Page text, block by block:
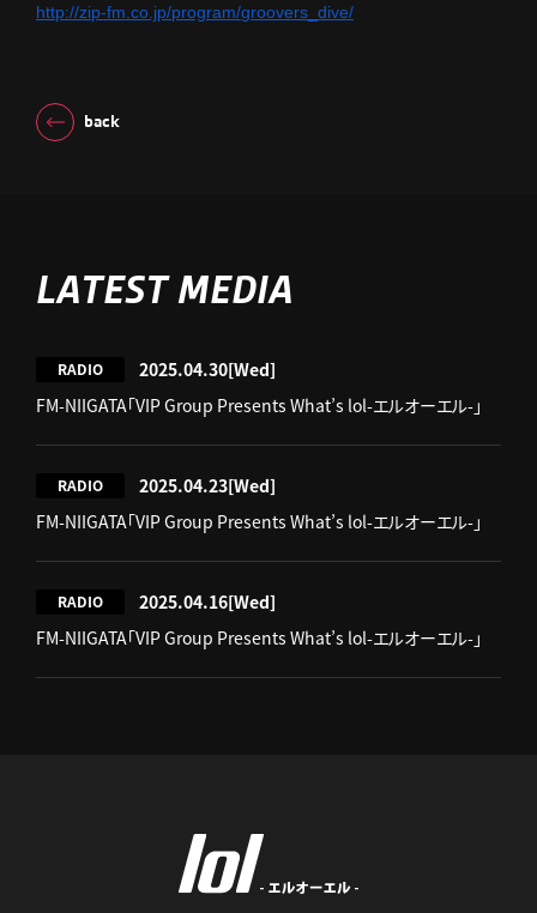
http://zip-fm.co.jp/program/groovers_dive/
back
LATEST MEDIA
RADIO 2025.04.30[Wed]
FM-NIIGATA「VIP Group Presents What’s lol-エルオーエル-」
RADIO 2025.04.23[Wed]
FM-NIIGATA「VIP Group Presents What’s lol-エルオーエル-」
RADIO 2025.04.16[Wed]
FM-NIIGATA「VIP Group Presents What’s lol-エルオーエル-」